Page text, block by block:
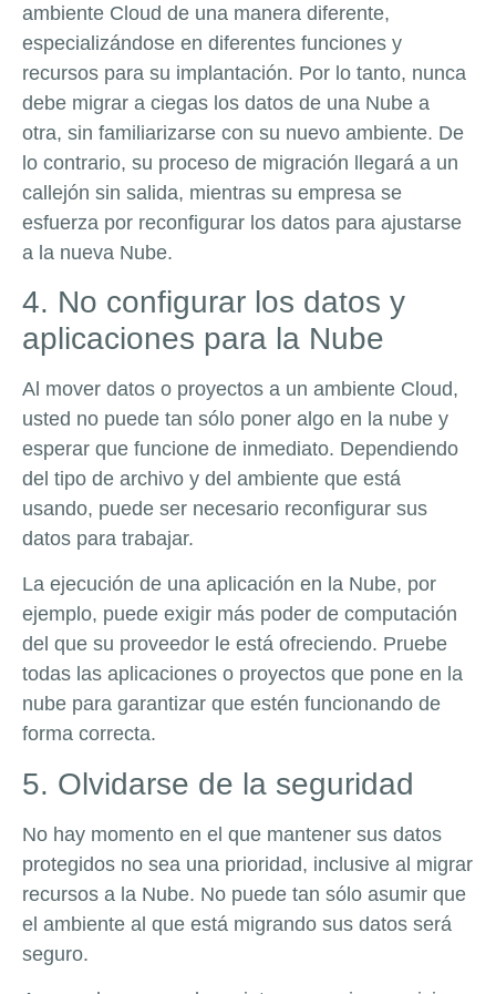
ambiente Cloud de una manera diferente,
especializándose en diferentes funciones y
recursos para su implantación. Por lo tanto, nunca
debe migrar a ciegas los datos de una Nube a
otra, sin familiarizarse con su nuevo ambiente. De
lo contrario, su proceso de migración llegará a un
callejón sin salida, mientras su empresa se
esfuerza por reconfigurar los datos para ajustarse
a la nueva Nube.
4. No configurar los datos y
aplicaciones para la Nube
Al mover datos o proyectos a un ambiente Cloud,
usted no puede tan sólo poner algo en la nube y
esperar que funcione de inmediato. Dependiendo
del tipo de archivo y del ambiente que está
usando, puede ser necesario reconfigurar sus
datos para trabajar.
La ejecución de una aplicación en la Nube, por
ejemplo, puede exigir más poder de computación
del que su proveedor le está ofreciendo. Pruebe
todas las aplicaciones o proyectos que pone en la
nube para garantizar que estén funcionando de
forma correcta.
5. Olvidarse de la seguridad
No hay momento en el que mantener sus datos
protegidos no sea una prioridad, inclusive al migrar
recursos a la Nube. No puede tan sólo asumir que
el ambiente al que está migrando sus datos será
seguro.